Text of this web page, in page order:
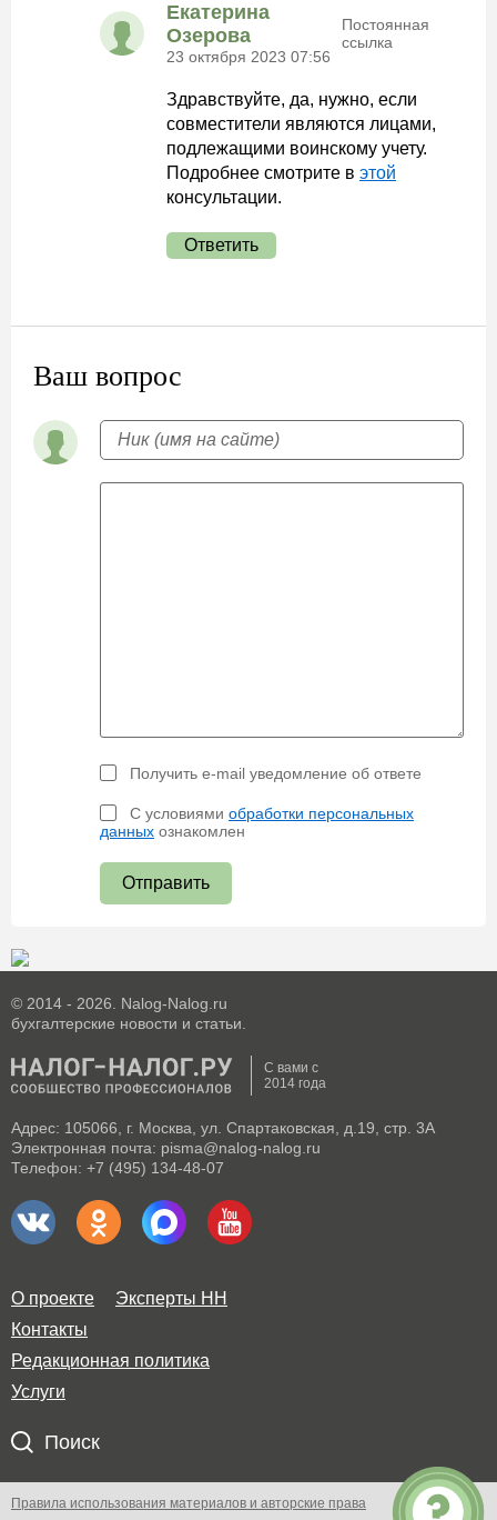
Екатерина
Озерова
23 октября 2023 07:56
Постоянная
ссылка
Здравствуйте, да, нужно, если
совместители являются лицами,
подлежащими воинскому учету.
Подробнее смотрите в этой
консультации.
Ответить
Ваш вопрос
Получить e-mail уведомление об ответе
С условиями обработки персональных
данных ознакомлен
Отправить
© 2014 - 2026. Nalog-Nalog.ru
бухгалтерские новости и статьи.
С вами с
2014 года
Адрес: 105066, г. Москва, ул. Спартаковская, д.19, стр. 3А
Электронная почта: pisma@nalog-nalog.ru
Телефон: +7 (495) 134-48-07
О проекте
Эксперты НН
Контакты
Редакционная политика
Услуги
Поиск
Правила использования материалов и авторские права